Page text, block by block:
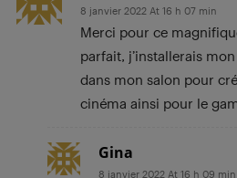
8 janvier 2022 At 16 h 07 min
Merci pour ce
parfait, j’installerais
dans mon salon pour
cinéma ainsi pour le
Gina
8 janvier 2022 At 16 h 09 min